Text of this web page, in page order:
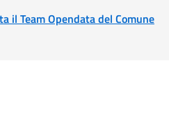
il Team Opendata del Comune